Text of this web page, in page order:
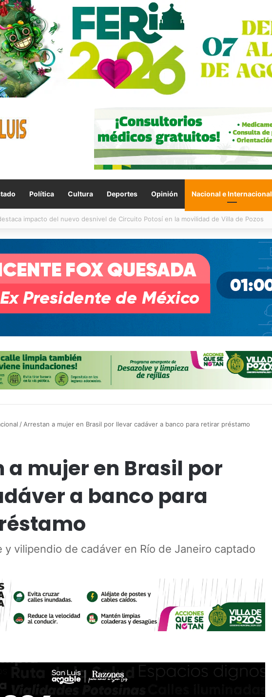
Política Cultura Deportes Opinión Nacional e Internacional
reducción del 50 % en incendios forestales y de pastizales
/ Arrestan a mujer en Brasil por llevar cadáver a banco para retirar préstamo
a mujer en Brasil por
a banco para
vilipendio de cadáver en Río de Janeiro captado